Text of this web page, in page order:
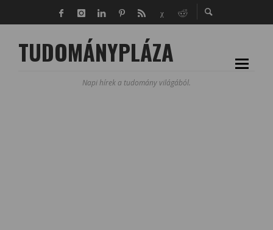
TUDOMÁNYPLÁZA
Napi hírek a tudomány világából.